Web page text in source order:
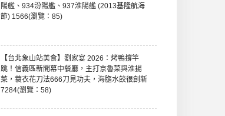
陽艦、934汾陽艦、937淮陽艦 (2013基隆航海
節) 1566(瀏覽：85)
【台北象山站美食】劉家宴 2026：烤鴨撐竿
跳！信義區新開幕中餐廳，主打京魯菜與淮揚
菜，蓑衣花刀法666刀見功夫，海膽水餃很創新
7284(瀏覽：58)